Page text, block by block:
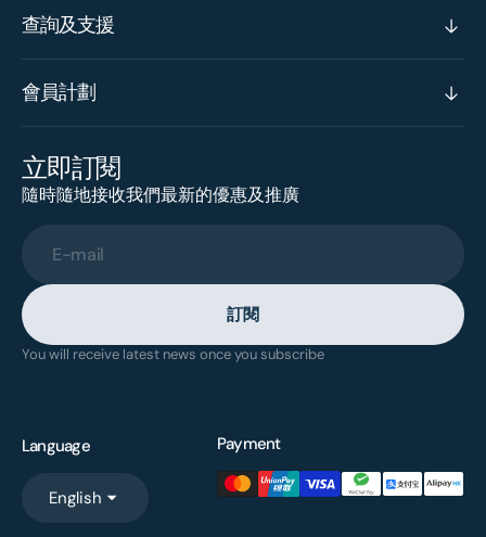
查詢及支援
會員計劃
立即訂閱
隨時隨地接收我們最新的優惠及推廣
E-mail
訂閱
You will receive latest news once you subscribe
Language
English
Payment